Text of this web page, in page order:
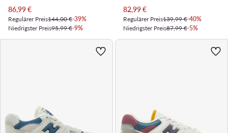
Aktueller Preis
86,99€
Regulärer Preis144,00 €-39%
Niedrigster Preis95,99 €-9%
Aktueller Preis
82,99€
Regulärer Preis139,99 €-40%
Niedrigster Preis87,99 €-5%